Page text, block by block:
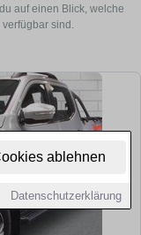
ablehnen
Datenschutzerklärung
auf einen Blick, welche
sind.